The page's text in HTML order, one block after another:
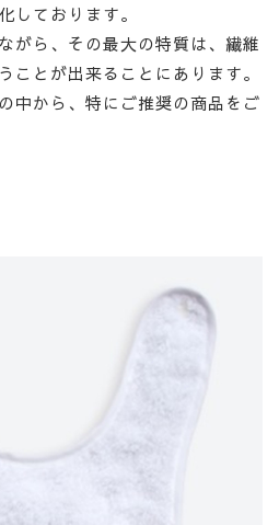
しております。
がら、その最大の特質は、繊維
ことが出来ることにあります。
中から、特にご推奨の商品をご